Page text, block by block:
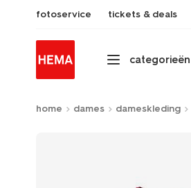
fotoservice tickets & deals
categorieën
home dames dameskleding